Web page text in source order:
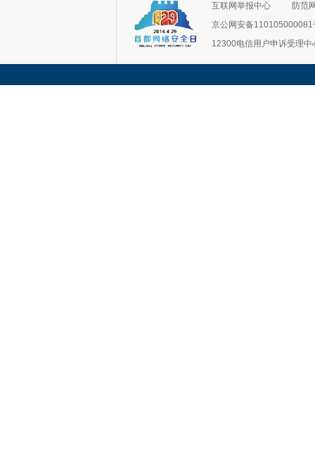
互联网举报中心
防范
京公网安备110105000081
12300电信用户申诉受理中